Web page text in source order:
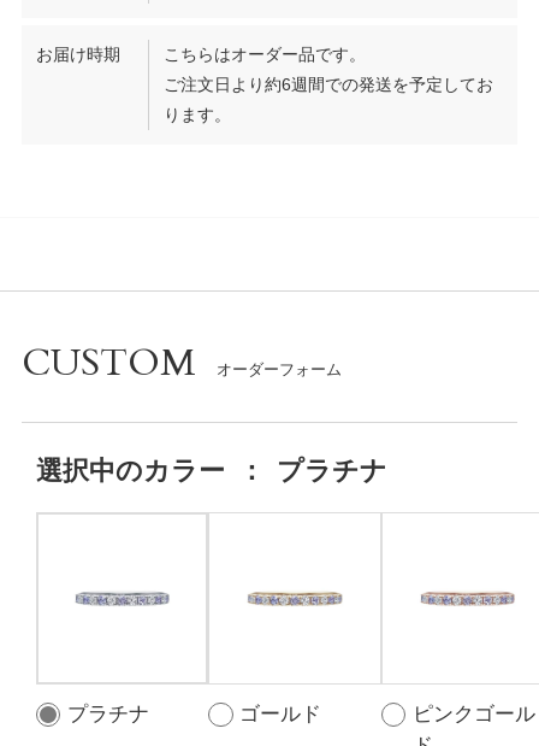
お届け時期
こちらはオーダー品です。
ご注文日より約6週間での発送を予定してお
ります。
CUSTOM
選択中のカラー ： プラチナ
プラチナ ゴールド
ピンクゴール